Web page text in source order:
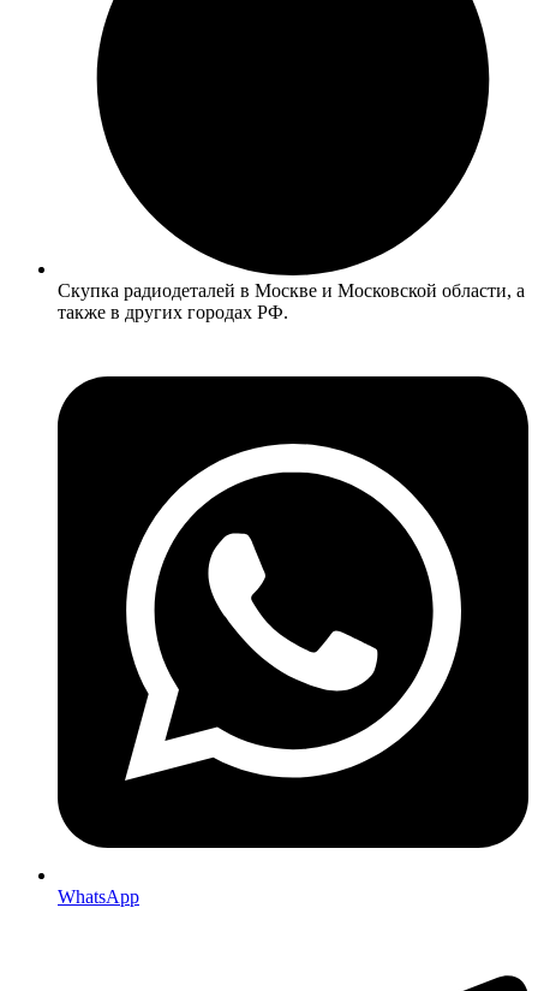
Скупка радиодеталей в Москве и Московской области, а
также в других городах РФ.
WhatsApp